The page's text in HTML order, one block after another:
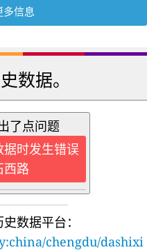
多信息
数据。
了点问题
时发生错误
西路
数据平台：
chengdu/dashixi